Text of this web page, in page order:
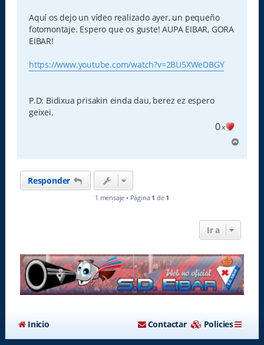
Aquí os dejo un vídeo realizado ayer, un pequeño
fotomontaje. Espero que os guste! AUPA EIBAR, GORA
EIBAR!
https://www.youtube.com/watch?v=2BU5XWeDBGY
P.D: Bidixua prisakin einda dau, berez ez espero
geixei.
0x
r
Responder
1 mensaje • Página 1 de 1
Ir a
Inicio Policies
Contactar